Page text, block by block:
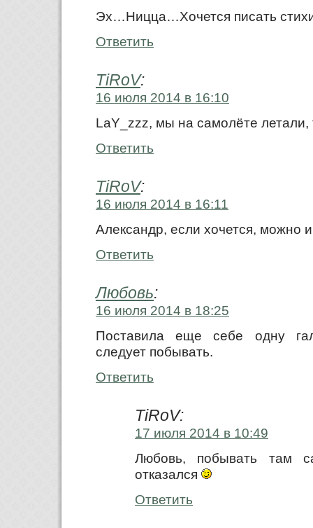
Эх…Ницца…Хочется писать
Ответить
TiRoV:
16 июля 2014 в 16:10
LaY_zzz, мы на самолёте
Ответить
TiRoV:
16 июля 2014 в 16:11
Александр, если хочется, можно
Ответить
Любовь:
16 июля 2014 в 18:25
Поставила еще себе одну
следует побывать.
Ответить
TiRoV:
17 июля 2014 в 10:49
Любовь, побывать там
отказался
Ответить